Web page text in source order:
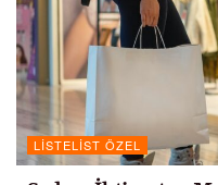
LISTELIST ÖZEL